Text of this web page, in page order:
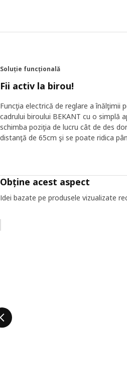
Soluție funcțională
Fii activ la birou!
Funcţia electrică de reglare a înălţimii
cadrului biroului BEKANT cu o simplă
schimba poziţia de lucru cât de des
distanţă de 65cm şi se poate ridica
Obține acest aspect
Idei bazate pe produsele vizualizate